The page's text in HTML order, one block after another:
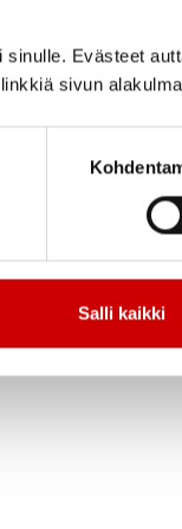
Evästeet
sivun
Salli kaikki